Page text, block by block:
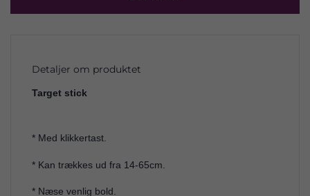
Detaljer om produktet
Target stick
* Med klikkertast.
* Kan trækkes ud fra 14-65cm.
* Næse venlig bold.